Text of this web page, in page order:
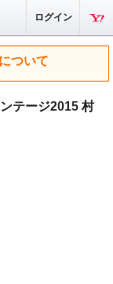
ログイン
ついて
テージ2015 村